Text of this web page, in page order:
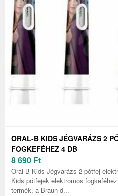
ORAL-B KIDS JÉGVARÁZS 2
FOGKEFÉHEZ 4 DB
8 690 Ft
Oral-B Kids Jégvarázs 2 pótfej
Kids pótfejek elektromos
termék, a Braun d...